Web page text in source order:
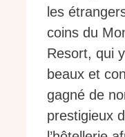
les
coins du
Resort, qui
beaux et
gagné de
prestigieux